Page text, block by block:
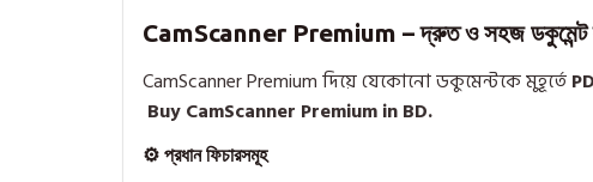
CamScanner Premium – দ্রুত ও সহজ ডকুমেন্ট
CamScanner Premium দিয়ে যেকোনো ডকুমেন্টকে মুহূর্তে
Buy CamScanner Premium in BD.
⚙️ প্রধান ফিচারসমূহ